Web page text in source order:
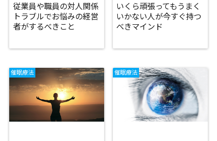
従業員や職員の対人関係
トラブルでお悩みの経営
者がするべきこと
いくら頑張ってもうまく
いかない人が今すぐ持つ
べきマインド
催眠療法 催眠療法